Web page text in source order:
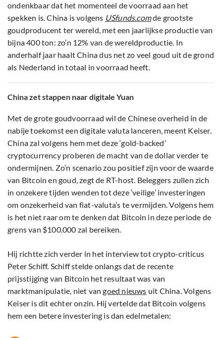
ondenkbaar dat het momenteel de voorraad aan het
spekken is. China is volgens USfunds.comde grootste
goudproducent ter wereld, met een jaarlijkse productie van
bijna 400 ton: zo’n 12% van de wereldproductie. In
anderhalf jaar haalt China dus net zo veel goud uit de grond
als Nederland in totaal in voorraad heeft.
China zet stappen naar digitale Yuan
Met de grote goudvoorraad wil de Chinese overheid in de
nabije toekomst een digitale valuta lanceren, meent Keiser.
China zal volgens hem met deze ‘gold-backed’
cryptocurrency proberen de macht van de dollar verder te
ondermijnen. Zo’n scenario zou positief zijn voor de waarde
van Bitcoin en goud, zegt de RT-host. Beleggers zullen zich
in onzekere tijden wenden tot deze ‘veilige’ investeringen
om onzekerheid van fiat-valuta’s te vermijden. Volgens hem
is het niet raar om te denken dat Bitcoin in deze periode de
grens van $100.000 zal bereiken.
Hij richtte zich verder in het interview tot crypto-criticus
Peter Schiff. Schiff stelde onlangs dat de recente
prijsstijging van Bitcoin het resultaat was van
marktmanipulatie, niet vangoed nieuws uit China. Volgens
Keiser is dit echter onzin. Hij vertelde dat Bitcoin volgens
hem een betere investering is dan edelmetalen: